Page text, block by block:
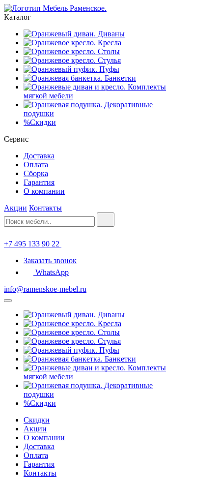
Каталог
Диваны
Кресла
Столы
Стулья
Пуфы
Банкетки
Комплекты
мягкой мебели
Декоративные
подушки
%Скидки
Сервис
Доставка
Оплата
Сборка
Гарантия
О компании
Акции Контакты
+7 495 133 90 22
Заказать звонок
WhatsApp
info@ramenskoe-mebel.ru
Диваны
Кресла
Столы
Стулья
Пуфы
Банкетки
Комплекты
мягкой мебели
Декоративные
подушки
%Скидки
Скидки
Акции
О компании
Доставка
Оплата
Гарантия
Контакты